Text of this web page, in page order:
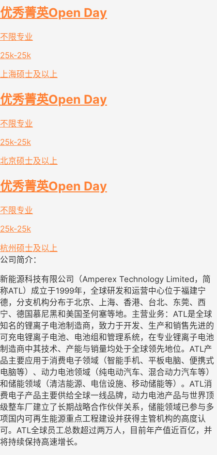
优秀菁英Open Day
不限专业
25k-25k
上海硕士及以上
优秀菁英Open Day
不限专业
25k-25k
北京硕士及以上
优秀菁英Open Day
不限专业
25k-25k
杭州 硕士及以上
公司简介：
新能源科技有限公司（Amperex Technology Limited，简
称ATL）成立于1999年，全球研发和运营中心位于福建宁
德，分支机构分布于北京、上海、香港、台北、东莞、西
宁、德国慕尼黑和美国圣何塞等地。主营业务：ATL是全球
知名的锂离子电池制造商，致力于开发、生产和销售先进的
可充电锂离子电池、电池组和管理系统，在专业锂离子电池
制造商中其技术、产能与销量均处于全球领先地位。ATL产
品主要应用于消费电子领域（智能手机、平板电脑、便携式
电脑等）、动力电池领域（纯电动汽车、混合动力汽车等）
和储能领域（清洁能源、电信设施、移动储能等）。ATL消
费电子产品主要供给全球一线品牌，动力电池产品与世界顶
级整车厂建立了长期战略合作伙伴关系，储能领域已参与多
项国内可再生能源重点工程建设并获得主管机构的高度认
可。ATL全球员工总数超过两万人，目前年产值近百亿，并
将持续保持高速增长。